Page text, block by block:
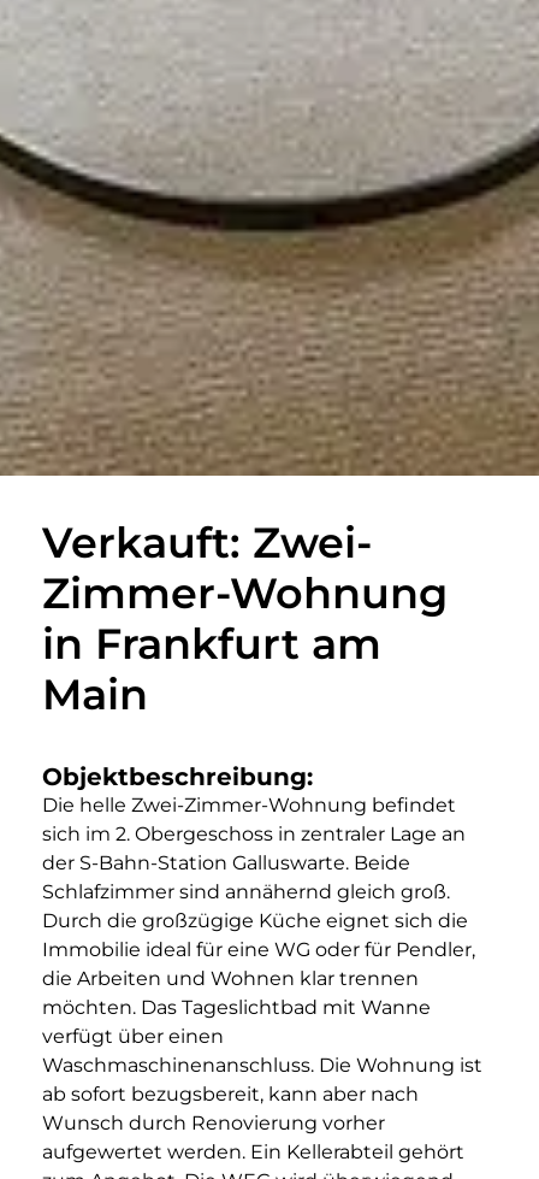
Verkauft: Zwei-
Zimmer-Wohnung
in Frankfurt am
Main
Objektbeschreibung:
Die helle Zwei-Zimmer-Wohnung befindet
sich im 2. Obergeschoss in zentraler Lage an
der S-Bahn-Station Galluswarte. Beide
Schlafzimmer sind annähernd gleich groß.
Durch die großzügige Küche eignet sich die
Immobilie ideal für eine WG oder für Pendler,
die Arbeiten und Wohnen klar trennen
möchten. Das Tageslichtbad mit Wanne
verfügt über einen
Waschmaschinenanschluss. Die Wohnung ist
ab sofort bezugsbereit, kann aber nach
Wunsch durch Renovierung vorher
aufgewertet werden. Ein Kellerabteil gehört